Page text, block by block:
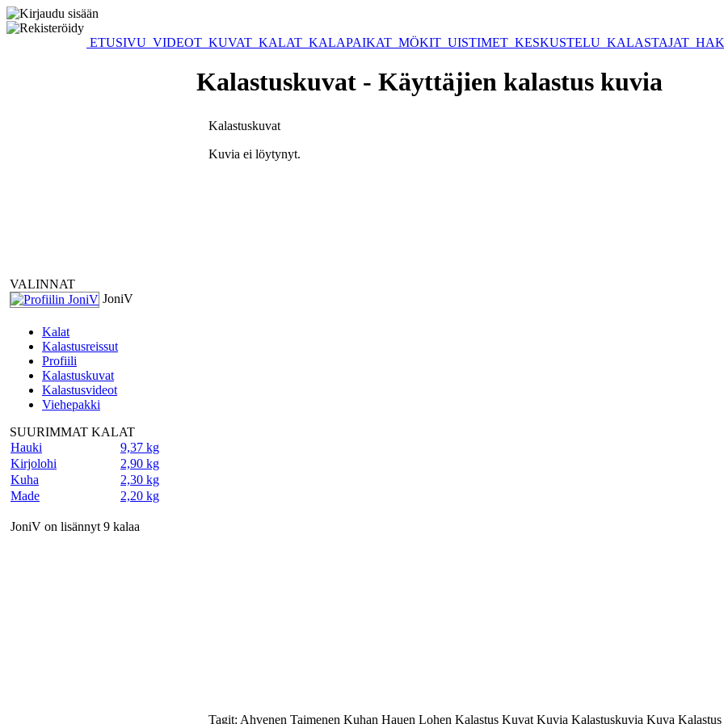
ETUSIVU VIDEOT KUVAT KALAT KALAPAIKAT MÖKIT UISTIMET KESKUSTELU KALASTAJAT
VALINNAT
JoniV
Kalat
Kalastusreissut
Profiili
Kalastuskuvat
Kalastusvideot
Viehepakki
SUURIMMAT KALAT
Hauki
9,37 kg
Kirjolohi
2,90 kg
Kuha
2,30 kg
Made
2,20 kg
JoniV on lisännyt 9 kalaa
Kalastuskuvat - Käyttäjien kalastus kuvia
Kalastuskuvat
Kuvia ei löytynyt.
Tagit: Ahvenen Taimenen Kuhan Hauen Lohen Kalastus Kuvat Kuvia Kalastuskuvia Kuva Kalastus